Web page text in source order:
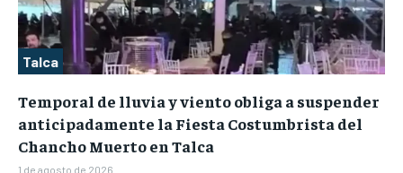
Talca
Temporal de lluvia y viento obliga a suspender
anticipadamente la Fiesta Costumbrista del
Chancho Muerto en Talca
1 de agosto de 2026